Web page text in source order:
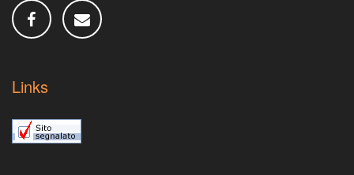
Links